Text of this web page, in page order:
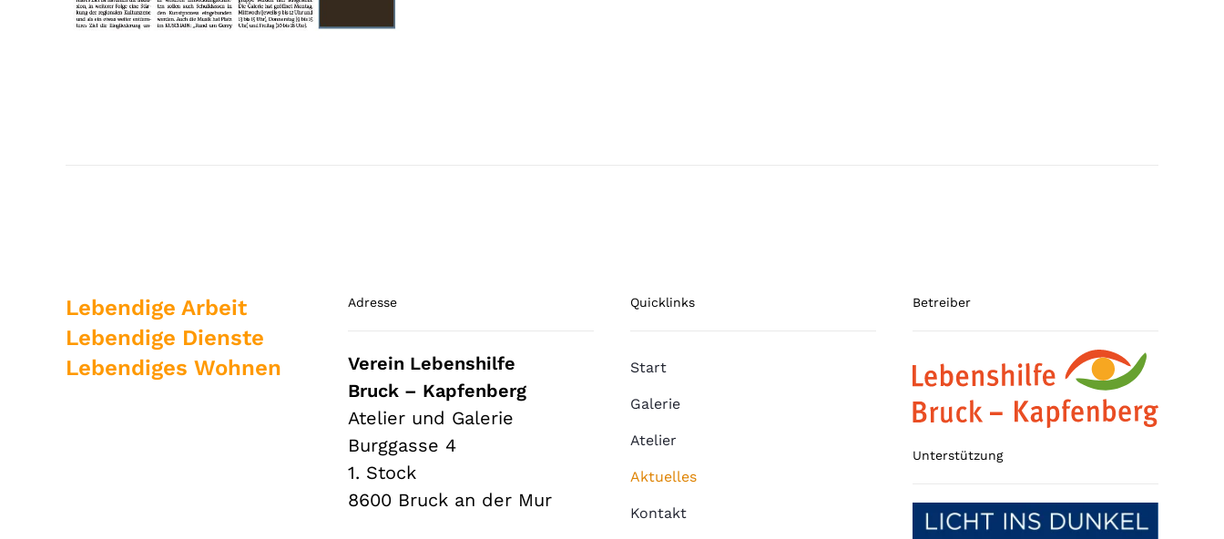
Lebendige Arbeit
Lebendige Dienste
Lebendiges Wohnen
Adresse
Verein Lebenshilfe
Bruck – Kapfenberg
Atelier und Galerie
Burggasse 4
1. Stock
8600 Bruck an der Mur
Quicklinks
Start
Galerie
Atelier
Aktuelles
Kontakt
Betreiber
Unterstützung